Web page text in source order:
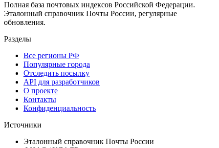
Полная база почтовых индексов Российской Федерации.
Эталонный справочник Почты России, регулярные
обновления.
Разделы
Все регионы РФ
Популярные города
Отследить посылку
API для разработчиков
О проекте
Контакты
Конфиденциальность
Источники
Эталонный справочник Почты России